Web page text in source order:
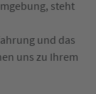
steht
und das
uns zu Ihrem